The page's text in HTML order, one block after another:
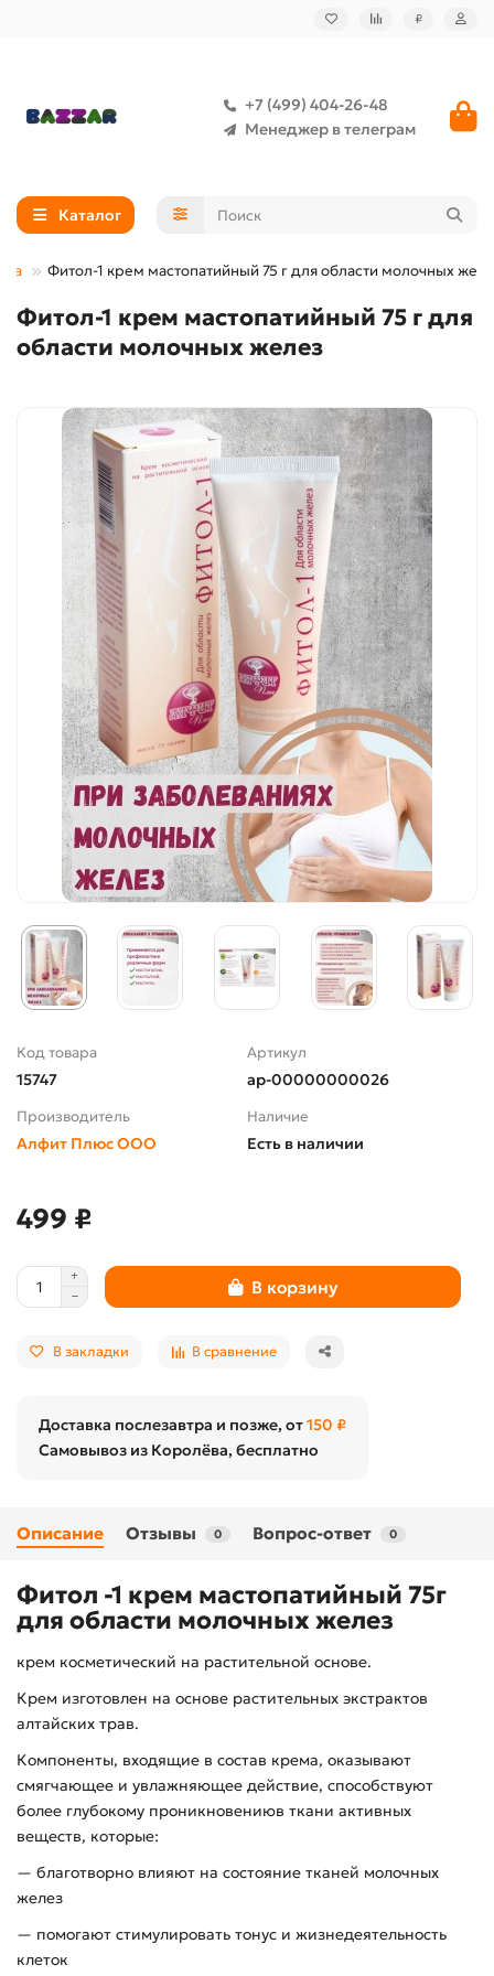
₽
+7 (499) 404-26-48
Менеджер в телеграм
Каталог
Фитол-1 крем мастопатийный 75 г для области молочных
Фитол-1 крем мастопатийный 75 г для
области молочных желез
Код товара
15747
Артикул
ap-00000000026
Производитель
Алфит Плюс ООО
Наличие
Есть в наличии
499 ₽
В корзину
В закладки В сравнение
Доставка послезавтра и позже, от150 ₽
Самовывоз из Королёва, бесплатно
Описание Отзывы 0 Вопрос-ответ 0
Фитол -1 крем мастопатийный 75г
для области молочных желез
крем косметический на растительной основе.
Крем изготовлен на основе растительных экстрактов
алтайских трав.
Компоненты, входящие в состав крема, оказывают
смягчающее и увлажняющее действие, способствуют
более глубокому проникновениюв ткани активных
веществ, которые:
— благотворно влияют на состояние тканей молочных
желез
— помогают стимулировать тонус и жизнедеятельность
клеток